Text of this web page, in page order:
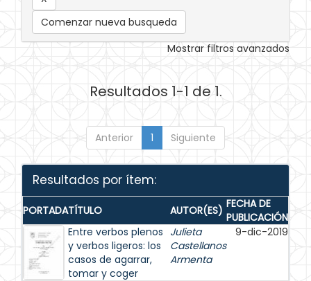
Comenzar nueva busqueda
Mostrar filtros avanzados
Resultados 1-1 de 1.
Anterior 1 Siguiente
Resultados por ítem:
PORTADATÍTULO AUTOR(ES) FECHA DE
PUBLICACIÓN
Entre verbos plenos
y verbos ligeros: los
casos de agarrar,
tomar y coger
Julieta
Castellanos
Armenta
9-dic-2019